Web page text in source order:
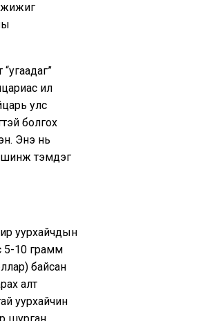
жижиг
илүү
улс
болгох
Энэ нь
шинж тэмдэг
уурхайчдын
5-10 грамм
байсан
алт
уурхайчин